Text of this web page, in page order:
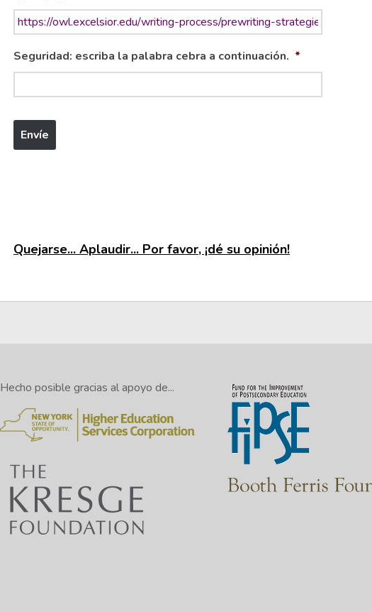
Seguridad: escriba la palabra cebra a continuación. *
Quejarse... Aplaudir... Por favor, ¡dé su opinión!
Hecho posible gracias al apoyo de...